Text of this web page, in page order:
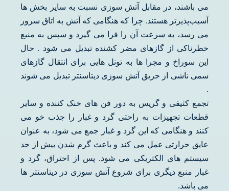
می باشند، در مقابل آتش سوزی نسبت به سایر بخش ها
آسیب‌پذیرتر هستند. چرا که هنگامی که آتش به اتاق سرور
می رسد، به سرعت آن را فرا می گیرد و سپس به منبع
خطرناکی از گازهای مضر کشنده تبدیل می شود . حال
این سوراخ و مجرا ها به تونل هایی برای انتقال گازهای
سمی ناشی از حریق آتش سوزی دیتاسنتر تبدیل می شوند
.
تجمع کثیفی و گریس به دور فن های خنک کننده و سایر
قطعات تجهیزات به راحتی گرد و غبار را جذب خو می
کنند و هنگامی که این گرد و غبار جمع می شود، به عنوان
عایق حرارتی عمل می کند و باعث گرم شدن بیش از حد
سیستم های الکتریکی می شود. پس از احتراق، گرد و
غبار منبع دیگری برای شروع آتش سوزی در دیتاسنتر ها
می باشد.